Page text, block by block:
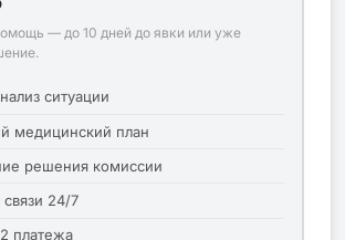
— до 10 дней до явки или уже
ситуации
медицинский план
решения комиссии
связи 24/7
платежа